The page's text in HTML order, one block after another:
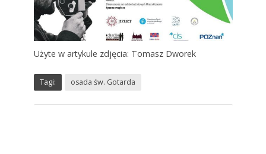
Użyte w artykule zdjęcia: Tomasz Dworek
Tagi: osada św. Gotarda